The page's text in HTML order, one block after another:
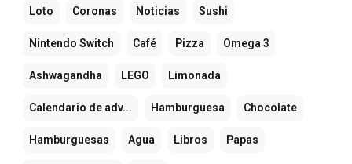
Loto Coronas Noticias Sushi
Nintendo Switch Café Pizza Omega 3
Ashwagandha LEGO Limonada
Calendario de adv... Hamburguesa Chocolate
Hamburguesas Agua Libros Papas